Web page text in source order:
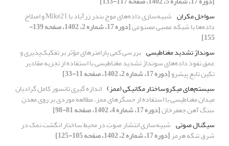
سواحل مکران
شبیه‌سازی‌ داده‌های موج بندر زرآباد با Mike21 و اصلاح
داده‌ها با شبکه عصبی مصنوعی [دوره 17، شماره 2، 1402، صفحه 139-
155]
سونداژ تشدید مغناطیسی بررسی کمی پارامترهای مؤثر بر تفکیک‌پذیری و
عمق نفوذ داده‌های سونداژ تشدید مغناطیسی با استفاده از تجزیه مقادیر
تکین تابع پیشرو[دوره 17، شماره 2، 1402، صفحه 11-33]
سیستم‌های میکروساختار مکانیکی (ممز) اندازه گیری تانسور کامل گرادیان
میدان مغناطیسی با استفاده از حسگرهای ممز، مطالعه موردی بر روی معدن
سنگ آهن جعفرخان[دوره 17، شماره 4، 1402، صفحه 81-98]
سیگنال صوتی شبیه‌سازی انتشار صوت در محیط ساختار انگشت نمک در
شرق تنگه هرمز[دوره 17، شماره 2، 1402، صفحه 105-125]